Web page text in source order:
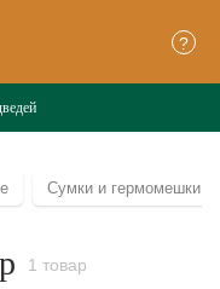
?
Сумки и гермомешки
1 товар